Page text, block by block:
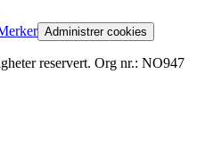
Administrer cookies
reservert. Org nr.: NO947